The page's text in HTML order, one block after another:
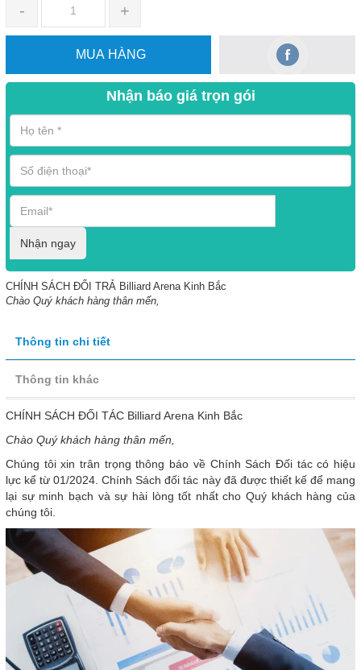
- +
MUA HÀNG
Nhận báo giá trọn gói
Nhận ngay
CHÍNH SÁCH ĐỔI TRẢ Billiard Arena Kinh Bắc
Chào Quý khách hàng thân mến,
Thông tin chi tiết
Thông tin khác
CHÍNH SÁCH ĐỐI TÁC Billiard Arena Kinh Bắc
Chào Quý khách hàng thân mến,
Chúng tôi xin trân trọng thông báo về Chính Sách Đối tác có hiệu
lực kể từ 01/2024. Chính Sách đối tác này đã được thiết kế để mang
lại sự minh bạch và sự hài lòng tốt nhất cho Quý khách hàng của
chúng tôi.